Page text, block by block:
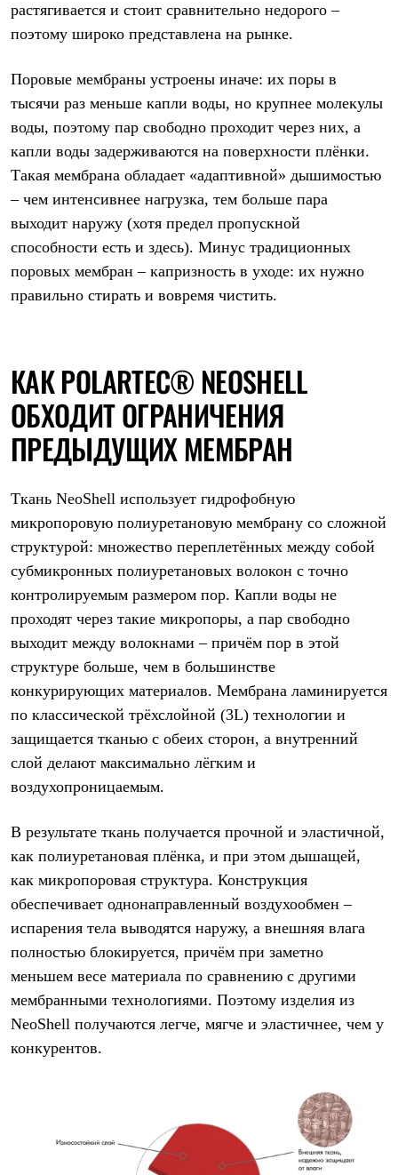
Куртки
Флисовая одежда
Жилеты
Комбинезоны
Комплект термобелья
Снаряжение
Палатки и тенты
Тенты
Аксессуары для палаток
Экспедиционные
Легкоходные
Городские
Комбинированные
С синтетическим утеплителем
Аксессуары для спальников
Сумки и баулы
Баулы
Кошельки
Гермомешки
Полезные аксессуары
Книги
Еда
Коврики
Обувь
Женская обувь
Ботинки
Мужская обувь
Кроссовки
Сапоги
Гамаши и бахилы
Бахилы
Тапочки и чуни
Чуни
Аксессуары
Головные уборы
Шапки
Балаклавы и маски
Кепки и бейсболки
Повязки
Шарфы
Панамы
Перчатки и рукавицы
Перчатки
Рукавицы
Полезные аксессуары
Брелки
В Арктику
растягивается и стоит сравнительно недорого –
поэтому широко представлена на рынке.
Поровые мембраны устроены иначе: их поры в
тысячи раз меньше капли воды, но крупнее молекулы
воды, поэтому пар свободно проходит через них, а
капли воды задерживаются на поверхности плёнки.
Такая мембрана обладает «адаптивной» дышимостью
– чем интенсивнее нагрузка, тем больше пара
выходит наружу (хотя предел пропускной
способности есть и здесь). Минус традиционных
поровых мембран – капризность в уходе: их нужно
правильно стирать и вовремя чистить.
КАК POLARTEC® NEOSHELL
ОБХОДИТ ОГРАНИЧЕНИЯ
ПРЕДЫДУЩИХ МЕМБРАН
Ткань NeoShell использует гидрофобную
микропоровую полиуретановую мембрану со сложной
структурой: множество переплетённых между собой
субмикронных полиуретановых волокон с точно
контролируемым размером пор. Капли воды не
проходят через такие микропоры, а пар свободно
выходит между волокнами – причём пор в этой
структуре больше, чем в большинстве
конкурирующих материалов. Мембрана ламинируется
по классической трёхслойной (3L) технологии и
защищается тканью с обеих сторон, а внутренний
слой делают максимально лёгким и
воздухопроницаемым.
В результате ткань получается прочной и эластичной,
как полиуретановая плёнка, и при этом дышащей,
как микропоровая структура. Конструкция
обеспечивает однонаправленный воздухообмен –
испарения тела выводятся наружу, а внешняя влага
полностью блокируется, причём при заметно
меньшем весе материала по сравнению с другими
мембранными технологиями. Поэтому изделия из
NeoShell получаются легче, мягче и эластичнее, чем у
конкурентов.